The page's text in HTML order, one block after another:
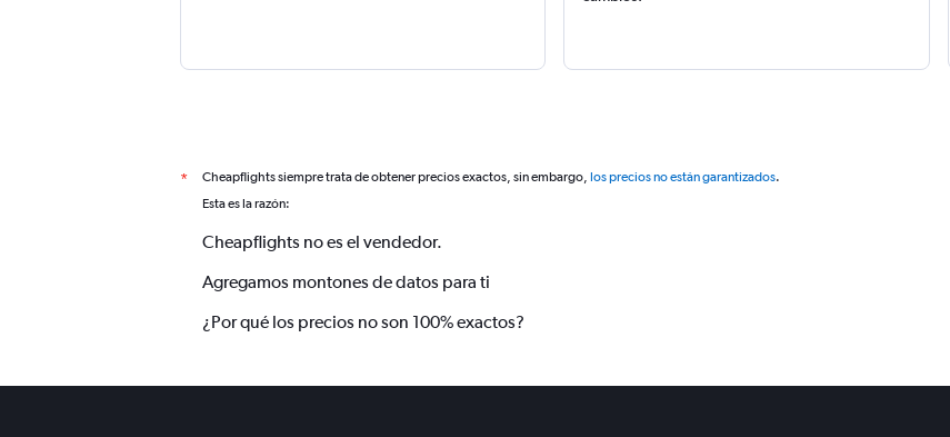
* Cheapflights siempre trata de obtener precios exactos, sin embargo, los precios no están garantizados.
Esta es la razón:
Cheapflights no es el vendedor.
Agregamos montones de datos para ti
¿Por qué los precios no son 100% exactos?